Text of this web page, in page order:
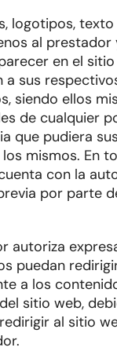
logotipos,
al prestador
en el
a sus
siendo ellos
de cualquier
que pudiera
mismos. En
con la
por parte
autoriza
puedan
a los
sitio web,
al sitio